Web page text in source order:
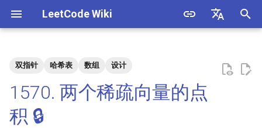
LeetCode Wiki
在
始
化
解法
4. 二维数组中的查找
2. 二进制加法
1.2. 判定是否互为字符重排
双指针 哈希表 数组 设计
1570. 两个稀疏向量的点
积 🔒